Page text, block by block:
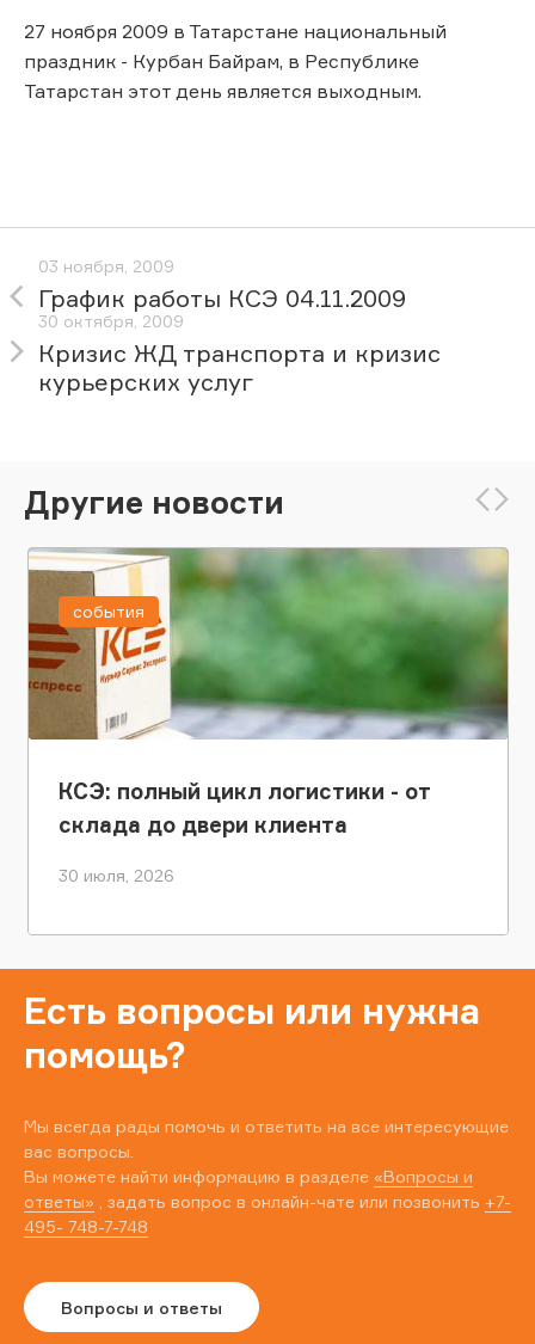
27 ноября 2009 в Татарстане национальный
праздник - Курбан Байрам, в Республике
Татарстан этот день является выходным.
03 ноября, 2009
График работы КСЭ 04.11.2009
30 октября, 2009
Кризис ЖД транспорта и кризис
курьерских услуг
Другие новости
КСЭ: полный цикл логистики - от
склада до двери клиента
30 июля, 2026
события
Есть вопросы или нужна
помощь?
Мы всегда рады помочь и ответить на все интересующие
вас вопросы.
Вы можете найти информацию в разделе «Вопросы и
ответы» , задать вопрос в онлайн-чате или позвонить +7-
495- 748-7-748
Вопросы и ответы